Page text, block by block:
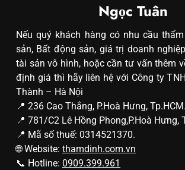
Ngọc Tuân
Nếu quý khách hàng có nhu cầu
sản, Bất động sản, giá trị doanh
tài sản vô hình, hoặc cần tư vấn thêm
định giá thì hãy liên hệ với Công ty
Thành – Hà Nội
📍 236 Cao Thắng, P.Hoà Hưng, Tp.HCM.
📍 781/C2 Lê Hồng Phong,P.Hoà Hưng,
📍 Mã số thuế: 0314521370.
🌐 Website: thamdinh.com.vn
📞 Hotline: 0909.399.961